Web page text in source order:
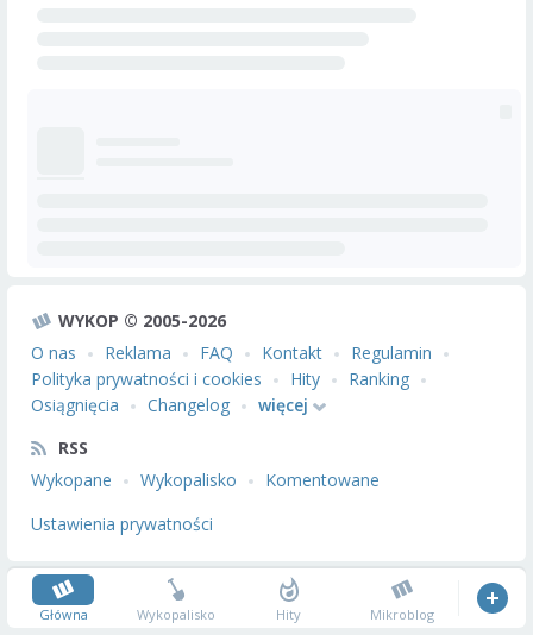
WYKOP © 2005-2026
O nas
Reklama FAQ Kontakt
Regulamin
Polityka prywatności i cookies
Hity
Ranking
Osiągnięcia
Changelog
więcej
RSS
Wykopane
Wykopalisko
Komentowane
Ustawienia prywatności
Główna Wykopalisko Hity Mikroblog